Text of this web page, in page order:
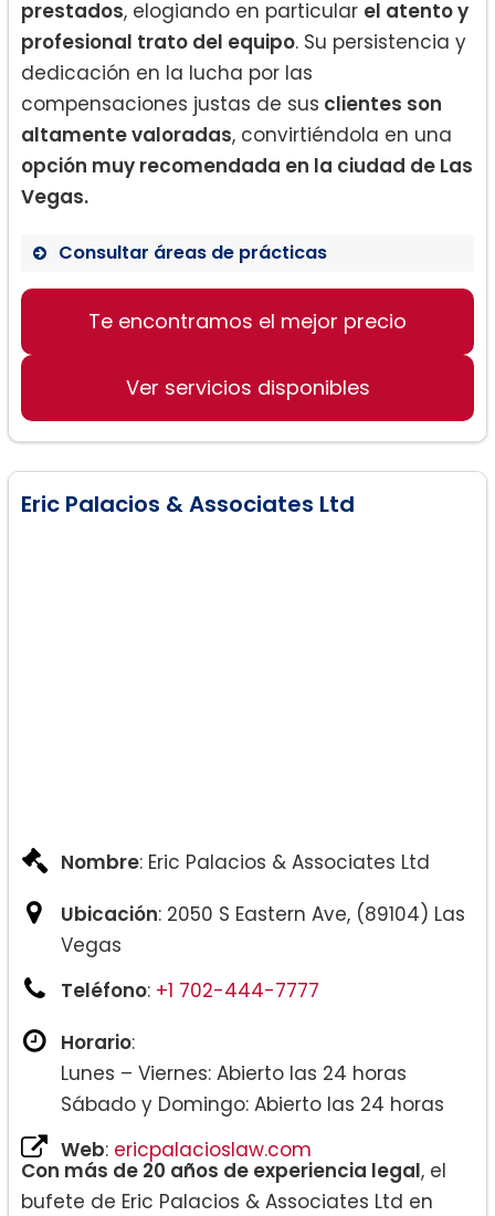
prestados, elogiando en particular el atento y
profesional trato del equipo. Su persistencia y
dedicación en la lucha por las
compensaciones justas de sus clientes son
altamente valoradas, convirtiéndola en una
opción muy recomendada en la ciudad de Las
Vegas.
Consultar áreas de prácticas
Práctica de derecho civil
Consultoría legal
Te encontramos el mejor precio
Ver servicios disponibles
Eric Palacios & Associates Ltd
Nombre: Eric Palacios & Associates Ltd
Ubicación: 2050 S Eastern Ave, (89104) Las
Vegas
Teléfono: +1 702-444-7777
Horario:
Lunes – Viernes: Abierto las 24 horas
Sábado y Domingo: Abierto las 24 horas
Web: ericpalacioslaw.com
Con más de 20 años de experiencia legal, el
bufete de Eric Palacios & Associates Ltd en